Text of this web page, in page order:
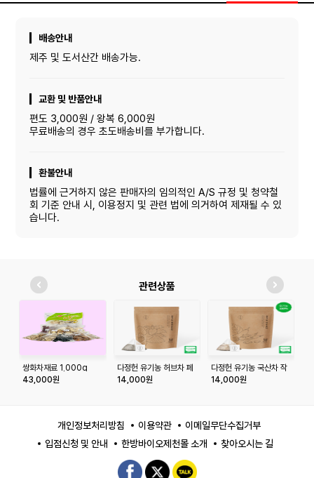
배송안내
제주 및 도서산간 배송가능.
교환 및 반품안내
편도 3,000원 / 왕복 6,000원
무료배송의 경우 초도배송비를 부가합니다.
환불안내
법률에 근거하지 않은 판매자의 임의적인 A/S 규정 및 청약철
회 기준 안내 시, 이용정지 및 관련 법에 의거하여 제재될 수 있
습니다.
관련상품
쌍화차재료 1,000g
43,000원
다정헌 유기농 허브차 페
퍼민트 20티백+20티백
14,000원
다정헌 유기농 국산차 작
두콩차 20티백+20티백
14,000원
개인정보처리방침 이용약관
이메일무단수집거부
입점신청 및 안내
한방바이오제천몰 소개 찾아오시는 길